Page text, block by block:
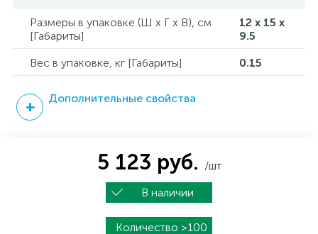
Размеры в упаковке (Ш x Г x В), см
[Габариты]
12 x 15 x
9.5
Вес в упаковке, кг [Габариты]
0.15
Дополнительные свойства
5 123 руб. /шт
В наличии
Количество >100